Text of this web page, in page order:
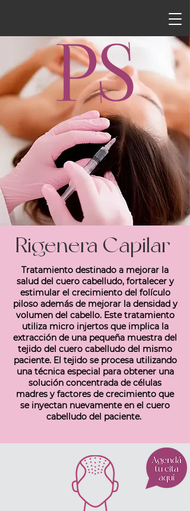
Rigenera Capilar
Tratamiento destinado a mejorar la
salud del cuero cabelludo, fortalecer y
estimular el crecimiento del folículo
piloso además de mejorar la densidad y
volumen del cabello. Este tratamiento
utiliza micro injertos que implica la
extracción de una pequeña muestra del
tejido del cuero cabelludo del mismo
paciente. El tejido se procesa utilizando
una técnica especial para obtener una
solución concentrada de células
madres y factores de crecimiento que
se inyectan nuevamente en el cuero
cabelludo del paciente.